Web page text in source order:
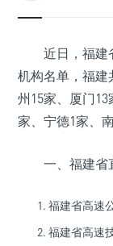
近日，福建
机构名单，福建
州15家、厦门
家、宁德1家、南
一、福建省
福建省高速
福建省高速